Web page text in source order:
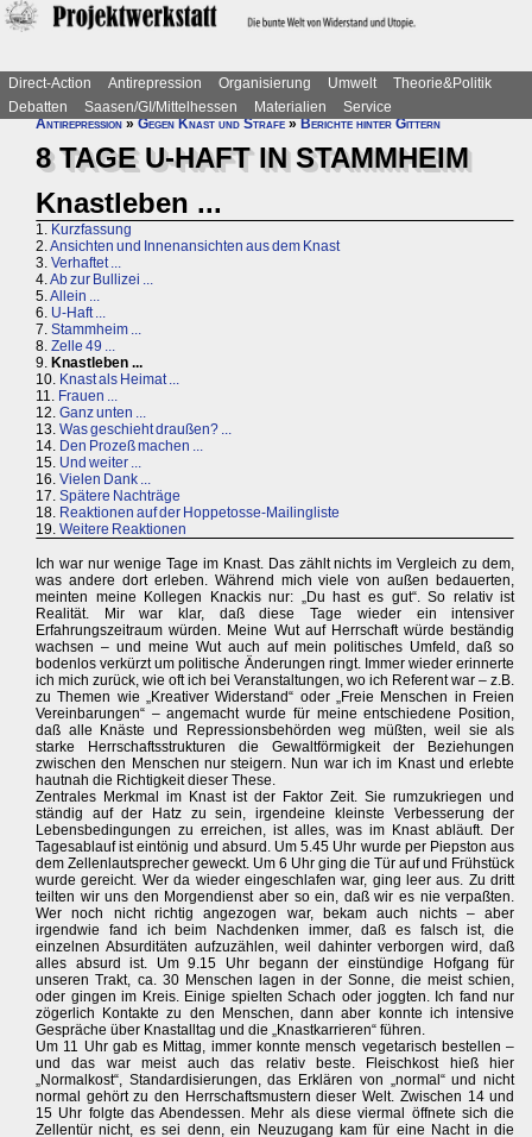
Direct-Action Antirepression Organisierung Umwelt
Theorie&Politik
Debatten
Saasen/GI/Mittelhessen Materialien
Service
Antirepression»Gegen Knast und Strafe»Berichte hinter Gittern
8 TAGE U-HAFT IN STAMMHEIM
Knastleben ...
1. Kurzfassung
2.Ansichten und Innenansichten aus dem Knast
3. Verhaftet ...
4.Ab zur Bullizei ...
5.Allein ...
6. U-Haft ...
7. Stammheim ...
8. Zelle 49 ...
9. Knastleben ...
10. Knast als Heimat ...
11. Frauen ...
12. Ganz unten ...
13. Was geschieht draußen? ...
14. Den Prozeß machen ...
15. Und weiter ...
16. Vielen Dank ...
17. Spätere Nachträge
18. Reaktionen auf der Hoppetosse-Mailingliste
19. Weitere Reaktionen
Ich war nur wenige Tage im Knast. Das zählt nichts im Vergleich zu dem,
was andere dort erleben. Während mich viele von außen bedauerten,
meinten meine Kollegen Knackis nur: „Du hast es gut“. So relativ ist
Realität. Mir war klar, daß diese Tage wieder ein intensiver
Erfahrungszeitraum würden. Meine Wut auf Herrschaft würde beständig
wachsen – und meine Wut auch auf mein politisches Umfeld, daß so
bodenlos verkürzt um politische Änderungen ringt. Immer wieder erinnerte
ich mich zurück, wie oft ich bei Veranstaltungen, wo ich Referent war – z.B.
zu Themen wie „Kreativer Widerstand“ oder „Freie Menschen in Freien
Vereinbarungen“ – angemacht wurde für meine entschiedene Position,
daß alle Knäste und Repressionsbehörden weg müßten, weil sie als
starke Herrschaftsstrukturen die Gewaltförmigkeit der Beziehungen
zwischen den Menschen nur steigern. Nun war ich im Knast und erlebte
hautnah die Richtigkeit dieser These.
Zentrales Merkmal im Knast ist der Faktor Zeit. Sie rumzukriegen und
ständig auf der Hatz zu sein, irgendeine kleinste Verbesserung der
Lebensbedingungen zu erreichen, ist alles, was im Knast abläuft. Der
Tagesablauf ist eintönig und absurd. Um 5.45 Uhr wurde per Piepston aus
dem Zellenlautsprecher geweckt. Um 6 Uhr ging die Tür auf und Frühstück
wurde gereicht. Wer da wieder eingeschlafen war, ging leer aus. Zu dritt
teilten wir uns den Morgendienst aber so ein, daß wir es nie verpaßten.
Wer noch nicht richtig angezogen war, bekam auch nichts – aber
irgendwie fand ich beim Nachdenken immer, daß es falsch ist, die
einzelnen Absurditäten aufzuzählen, weil dahinter verborgen wird, daß
alles absurd ist. Um 9.15 Uhr begann der einstündige Hofgang für
unseren Trakt, ca. 30 Menschen lagen in der Sonne, die meist schien,
oder gingen im Kreis. Einige spielten Schach oder joggten. Ich fand nur
zögerlich Kontakte zu den Menschen, dann aber konnte ich intensive
Gespräche über Knastalltag und die „Knastkarrieren“ führen.
Um 11 Uhr gab es Mittag, immer konnte mensch vegetarisch bestellen –
und das war meist auch das relativ beste. Fleischkost hieß hier
„Normalkost“, Standardisierungen, das Erklären von „normal“ und nicht
normal gehört zu den Herrschaftsmustern dieser Welt. Zwischen 14 und
15 Uhr folgte das Abendessen. Mehr als diese viermal öffnete sich die
Zellentür nicht, es sei denn, ein Neuzugang kam für eine Nacht in die